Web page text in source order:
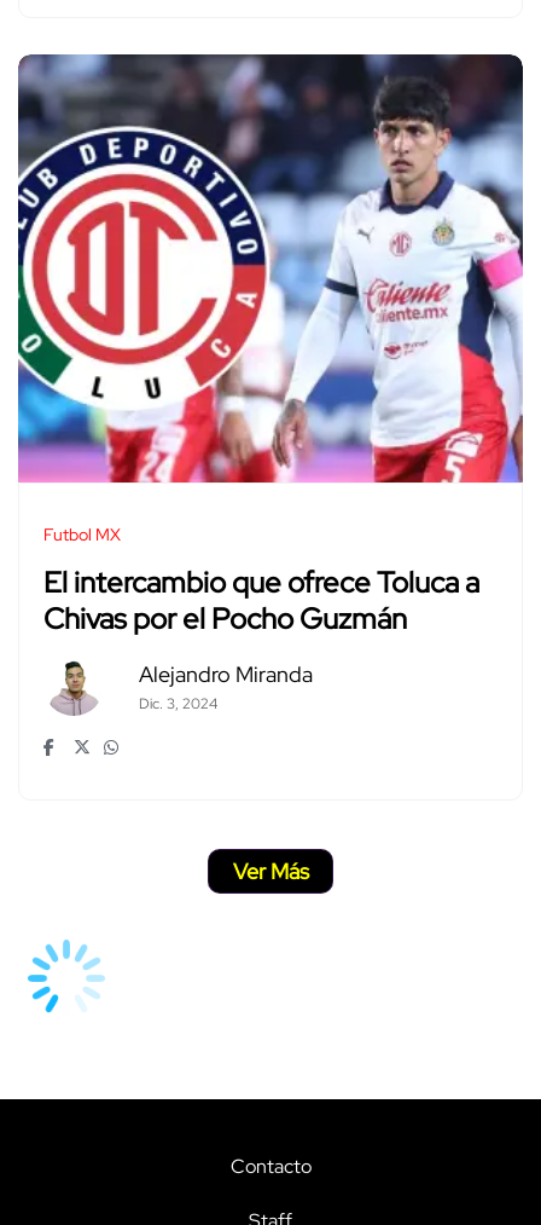
Futbol MX
El intercambio que ofrece Toluca a
Chivas por el Pocho Guzmán
Alejandro Miranda
Dic. 3, 2024
Ver Más
Contacto